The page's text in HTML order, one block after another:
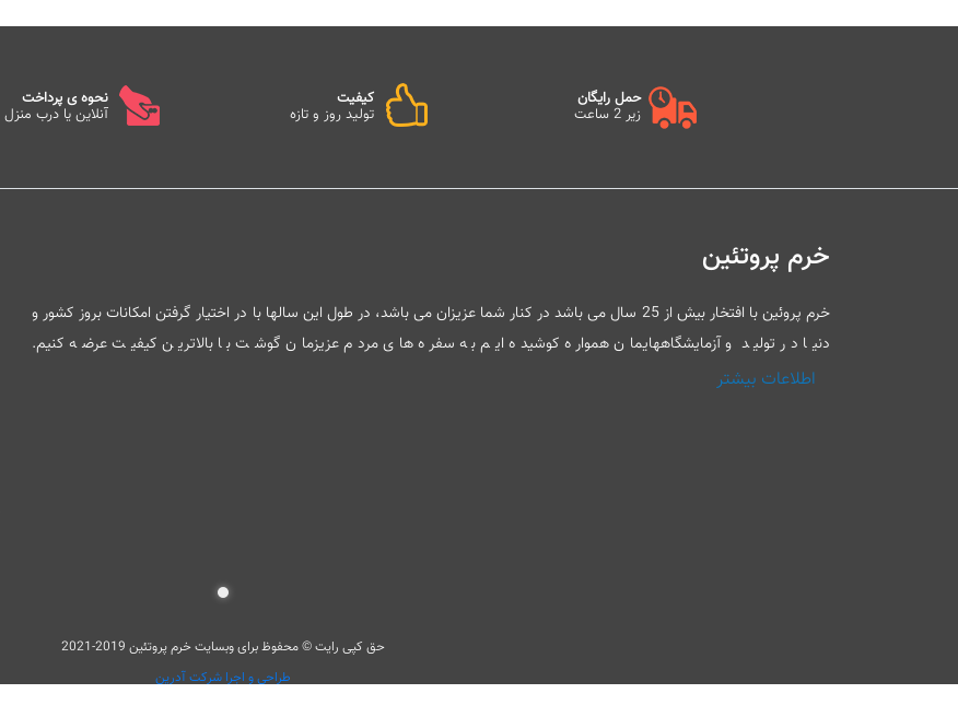
حمل رایگان
زیر 2 ساعت
کیفیت
تولید روز و تازه
نحوه ی پرداخت
آنلاین یا درب منزل
خرم پروتئین
خرم پروئین با افتخار بیش از 25 سال می باشد در کنار شما عزیزان می باشد، در طول این سالها با در اختیار گرفتن امکانات بروز کشور و
دنیا در تولید و آزمایشگاههایمان همواره کوشیده ایم به سفره های مردم عزیزمان گوشت با بالاترین کیفیت عرضه کنیم.
اطلاعات بیشتر
حق کپی رایت © محفوظ برای وبسایت خرم پروتئین 2019-2021
طراحی و اجرا شرکت آدرین